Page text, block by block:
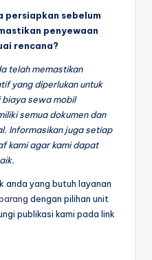
persiapkan sebelum
penyewaan
rencana?
telah memastikan
yang diperlukan untuk
sewa mobil
semua dokumen dan
Informasikan juga setiap
kami agar kami dapat
anda yang butuh layanan
dengan pilihan unit
publikasi kami pada link